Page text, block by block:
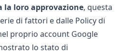
la loro approvazione, questa
di fattori e dalle Policy di
proprio account Google
lo stato di